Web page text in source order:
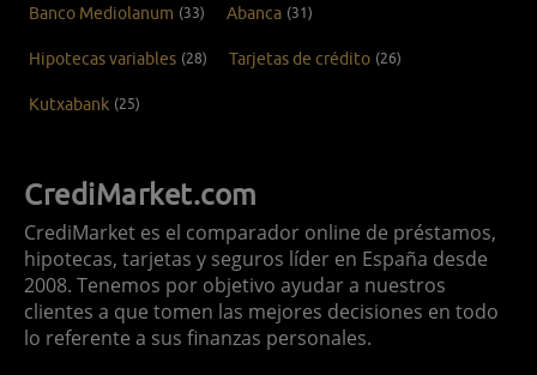
Banco Mediolanum (33) Abanca (31)
Hipotecas variables (28) Tarjetas de crédito (26)
Kutxabank (25)
CrediMarket.com
CrediMarket es el comparador online de préstamos,
hipotecas, tarjetas y seguros líder en España desde
2008. Tenemos por objetivo ayudar a nuestros
clientes a que tomen las mejores decisiones en todo
lo referente a sus finanzas personales.